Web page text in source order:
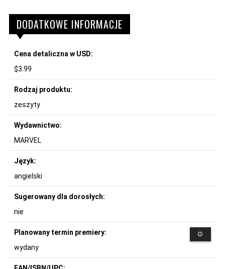
DODATKOWE INFORMACJE
Cena detaliczna w USD:
$3.99
Rodzaj produktu:
zeszyty
Wydawnictwo:
MARVEL
Język:
angielski
Sugerowany dla dorosłych:
nie
Planowany termin premiery:
wydany